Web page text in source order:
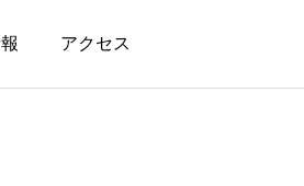
アクセス